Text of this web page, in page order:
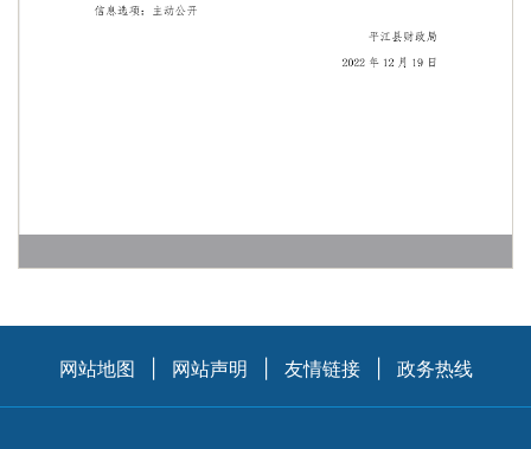
网站地图 网站声明 友情链接 政务热线